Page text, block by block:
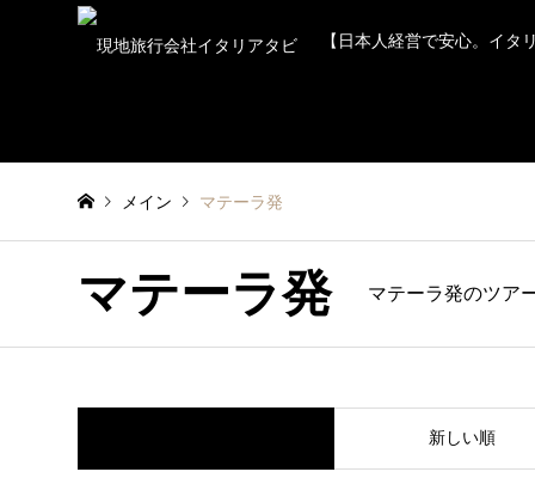
【日本人経営で安心。イタ
メイン マテーラ発
マテーラ発 マテーラ発のツア
新しい順